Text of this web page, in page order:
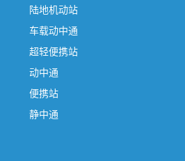
陆地机动站
车载动中通
超轻便携站
动中通
便携站
静中通